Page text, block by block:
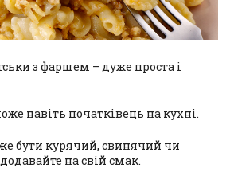
з фаршем – дуже проста і
навіть початківець на кухні.
бути курячий, свинячий чи
на свій смак.